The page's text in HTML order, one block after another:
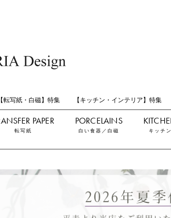
【転写紙・白磁】特集 【キッチン・インテリア】特集
転写紙 白い食器／白磁 キッチン